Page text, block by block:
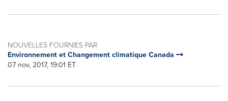
NOUVELLES FOURNIES PAR
Environnement et Changement climatique Canada
07 nov, 2017, 19:01 ET